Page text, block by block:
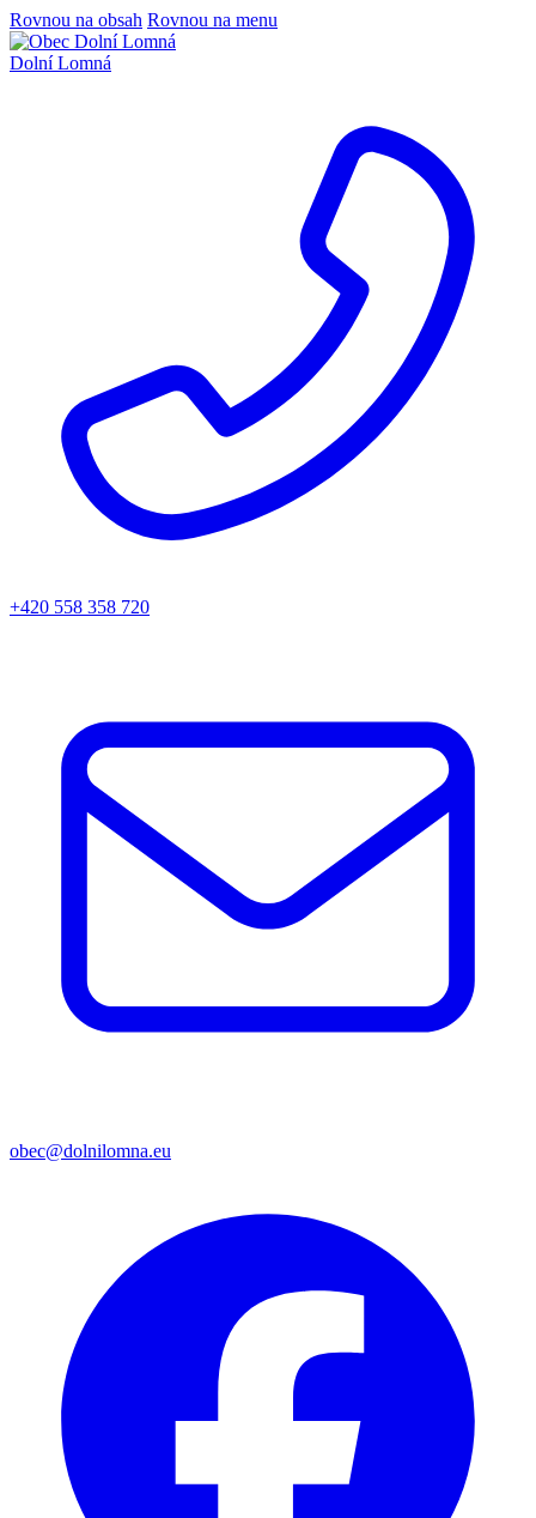
Rovnou na obsah Rovnou na menu
Dolní Lomná
+420 558 358 720
obec@dolnilomna.eu